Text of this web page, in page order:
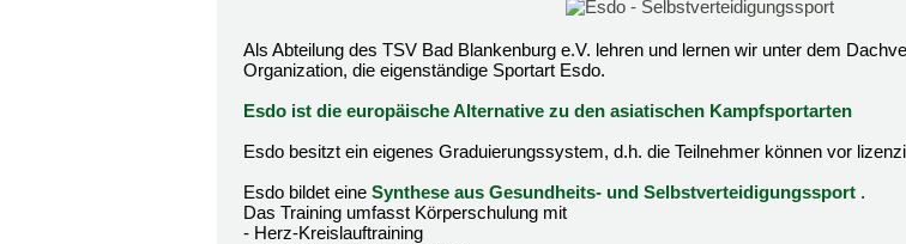
Als Abteilung des TSV Bad Blankenburg e.V. lehren und lernen wir unter dem
Organization, die eigenständige Sportart Esdo.
Esdo ist die europäische Alternative zu den asiatischen Kampfsportarten
Esdo besitzt ein eigenes Graduierungssystem, d.h. die Teilnehmer können vor
Esdo bildet eine Synthese aus Gesundheits- und Selbstverteidigungssport .
Das Training umfasst Körperschulung mit
- Herz-Kreislauftraining